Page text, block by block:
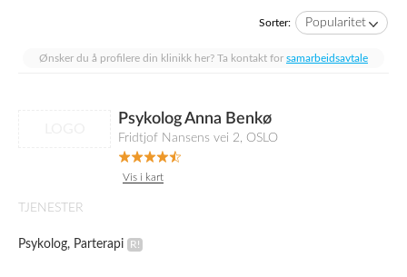
Sorter: Popularitet
Ønsker du å profilere din klinikk her? Ta kontakt for samarbeidsavtale
Psykolog Anna Benkø
Fridtjof Nansens vei 2, OSLO
Vis i kart
TJENESTER
Psykolog, Parterapi